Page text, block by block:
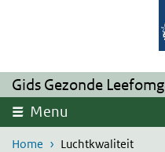
Gids Gezonde
Menu
Home Luchtkwaliteit